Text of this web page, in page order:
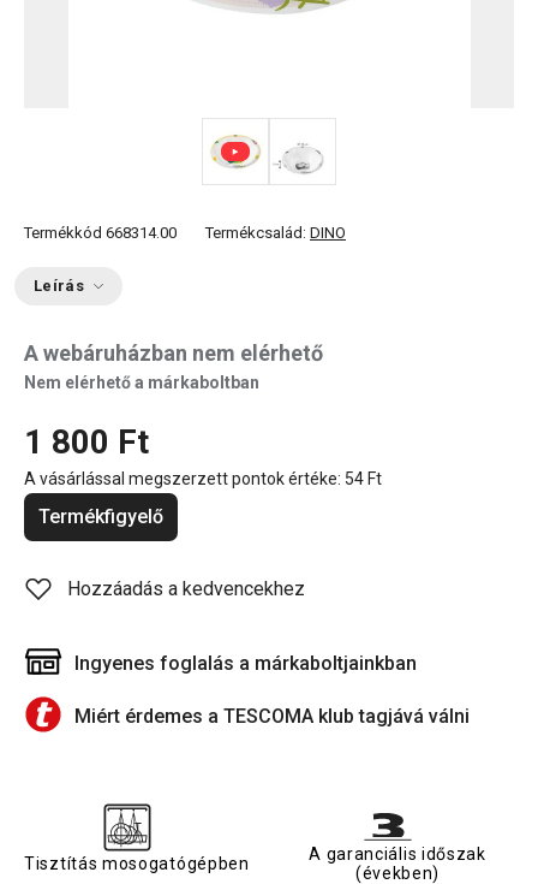
Termékkód 668314.00 Termékcsalád: DINO
Leírás
A webáruházban nem elérhető
Nem elérhető a márkaboltban
1 800 Ft
A vásárlással megszerzett pontok értéke: 54 Ft
Termékfigyelő
Hozzáadás a kedvencekhez
Ingyenes foglalás a márkaboltjainkban
Miért érdemes a TESCOMA klub tagjává válni
Tisztítás mosogatógépben
A garanciális időszak
(években)